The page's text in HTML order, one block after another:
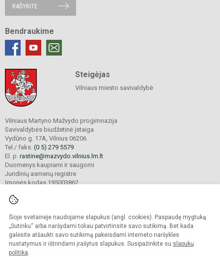
Šioje svetainėje naudojame slapukus (angl. cookies). Paspaudę mygtuką
„Sutinku“ arba naršydami toliau patvirtinsite savo sutikimą. Bet kada
galėsite atšaukti savo sutikimą pakeisdami interneto naršyklės
nustatymus ir ištrindami įrašytus slapukus. Susipažinkite su slapukų
politika.
RAŠYKITE
Bendraukime
Steigėjas
Vilniaus miesto savivaldybė
Vilniaus Martyno Mažvydo progimnazija
Savivaldybės biudžetinė įstaiga
Vydūno g. 17A, Vilnius 06206
Tel./ faks. (0 5) 279 5579
El. p. rastine@mazvydo.vilnius.lm.lt
Duomenys kaupiami ir saugomi
Juridinių asmenų registre
Įmonės kodas 195003862
© 2022. Vilniaus Martyno Mažvydo progimnazija. Visos teisės saugomos.
Kopijuoti turinį be raštiško įstaigos administracijos sutikimo griežtai draudžiama.
Prieinamumo paraiška Slapukų valdymas
Sumanus būdas atnaujinti